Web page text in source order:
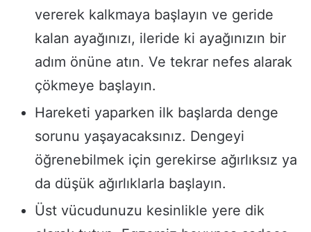
vererek kalkmaya başlayın ve geride
kalan ayağınızı, ileride ki ayağınızın bir
adım önüne atın. Ve tekrar nefes alarak
çökmeye başlayın.
Hareketi yaparken ilk başlarda denge
sorunu yaşayacaksınız. Dengeyi
öğrenebilmek için gerekirse ağırlıksız ya
da düşük ağırlıklarla başlayın.
Üst vücudunuzu kesinlikle yere dik